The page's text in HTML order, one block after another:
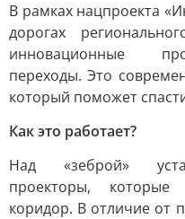
В рамках нацпроекта
дорогах
инновационные
переходы. Это
который поможет
Как это работает?
Над «зеброй»
проекторы,
коридор. В отличие от